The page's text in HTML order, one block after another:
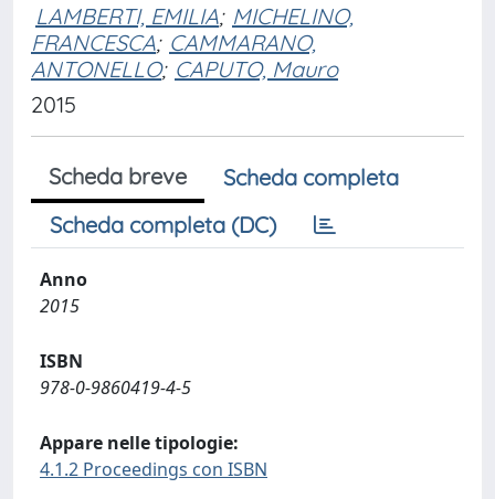
LAMBERTI, EMILIA; MICHELINO,
FRANCESCA; CAMMARANO,
ANTONELLO; CAPUTO, Mauro
2015
Scheda breve
Scheda completa
Scheda completa (DC)
Anno
2015
ISBN
978-0-9860419-4-5
Appare nelle tipologie:
4.1.2 Proceedings con ISBN